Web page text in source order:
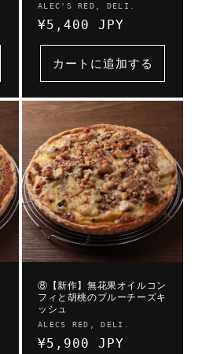
販
売
ALEC'S RED, DELI.
通
常
格
¥5,400 JPY
カートに追加する
⑧【新作】無花果オイルコン
フィと胡桃のブルーチーズキ
ッシュ
販
売
ALECS RED, DELI.
通
¥5,900 JPY